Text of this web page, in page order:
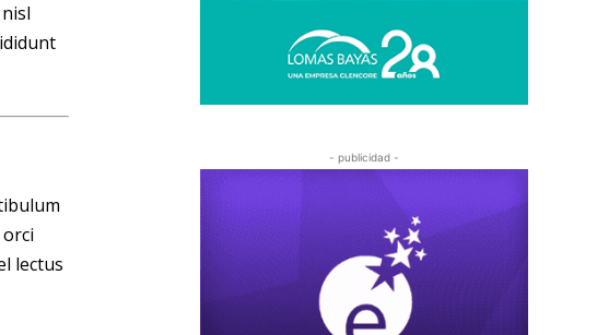
lectus
- publicidad -